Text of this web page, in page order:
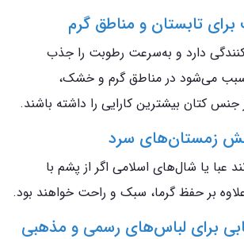
دارد و به‌سرعت رطوبت را جذب
می‌شود در مناطق گرم و خشک،
کتان بیشترین کارایی را داشته باشند.
عبا یا شال‌های اسلامی اگر از پشم با
بر حفظ گرما، سبک و راحت خواهند بود.